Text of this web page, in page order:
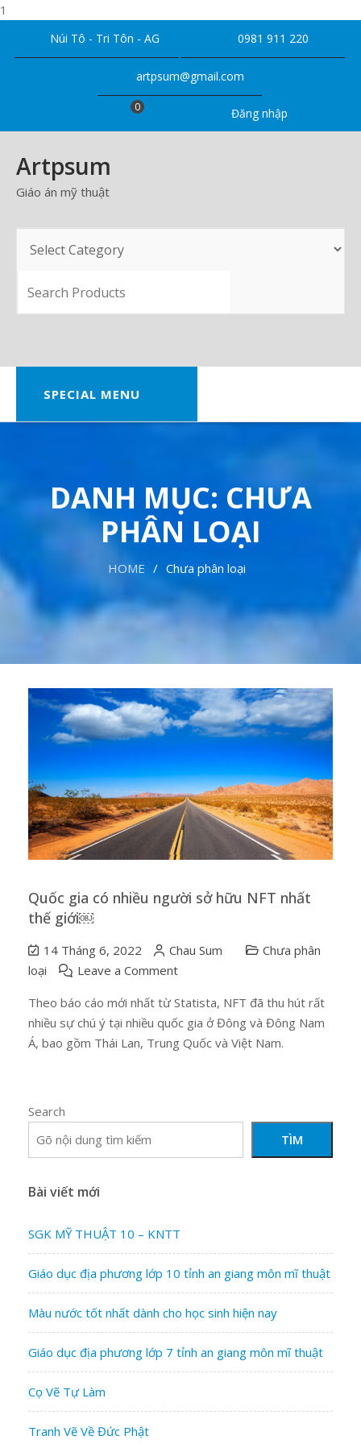
1
Núi Tô - Tri Tôn - AG 0981 911 220
artpsum@gmail.com
Đăng nhập
0
Artpsum
Giáo án mỹ thuật
SEARCH
SPECIAL MENU
DANH MỤC: CHƯA
PHÂN LOẠI
HOME Chưa phân loại
Quốc gia có nhiều người sở hữu NFT nhất
thế giới￼
14 Tháng 6, 2022 Chau Sum
Chưa phân
loại
Leave a Commenton
gia
có
nhiều
Theo báo cáo mới nhất từ ​​Statista, NFT đã thu hút rất
nhiều sự chú ý tại nhiều quốc gia ở Đông và Đông Nam
Á, bao gồm Thái Lan, Trung Quốc và Việt Nam.
Search
TÌM
Bài viết mới
SGK MỸ THUẬT 10 – KNTT
Giáo dục địa phương lớp 10 tỉnh an giang môn mĩ thuật
Màu nước tốt nhất dành cho học sinh hiện nay
Giáo dục địa phương lớp 7 tỉnh an giang môn mĩ thuật
Cọ Vẽ Tự Làm
Tranh Vẽ Về Đức Phật